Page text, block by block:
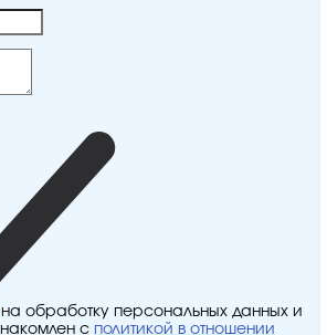
на обработку персональных данных и
с политикой в отношении